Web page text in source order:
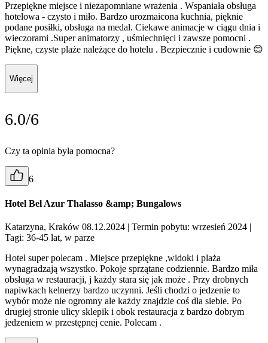
Przepiękne miejsce i niezapomniane wrażenia . Wspaniała obsługa
hotelowa - czysto i miło. Bardzo urozmaicona kuchnia, pięknie
podane posiłki, obsługa na medal. Ciekawe animacje w ciągu dnia i
wieczorami .Super animatorzy , uśmiechnięci i zawsze pomocni .
Piękne, czyste plaże należące do hotelu . Bezpiecznie i cudownie 😊
Więcej
6.0/6
Czy ta opinia była pomocna?
6
Hotel Bel Azur Thalasso &amp; Bungalows
Katarzyna, Kraków 08.12.2024 | Termin pobytu: wrzesień 2024 |
Tagi: 36-45 lat, w parze
Hotel super polecam . Miejsce przepiękne ,widoki i plaża
wynagradzają wszystko. Pokoje sprzątane codziennie. Bardzo miła
obsługa w restauracji, j każdy stara się jak może . Przy drobnych
napiwkach kelnerzy bardzo uczynni. Jeśli chodzi o jedzenie to
wybór może nie ogromny ale każdy znajdzie coś dla siebie. Po
drugiej stronie ulicy sklepik i obok restauracja z bardzo dobrym
jedzeniem w przestępnej cenie. Polecam .